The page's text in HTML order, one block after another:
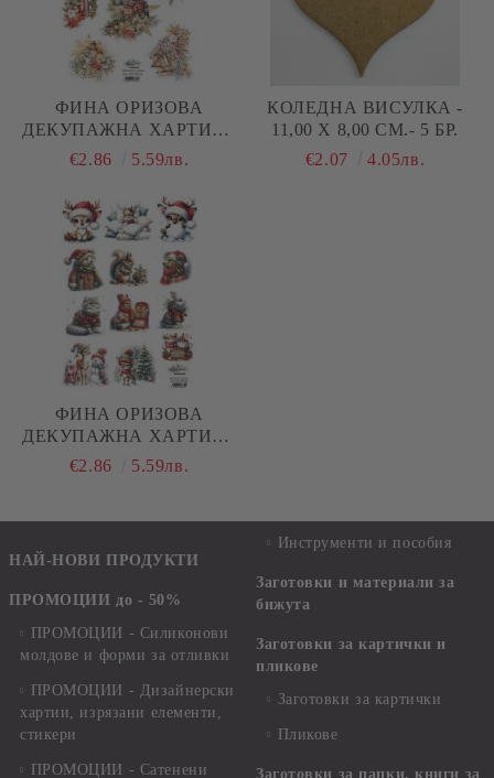
ФИНА ОРИЗОВА
ДЕКУПАЖНА ХАРТИЯ -
HO HO HO - 29.6 Х 21СМ.
€2.86 5.59лв.
КОЛЕДНА ВИСУЛКА -
11,00 Х 8,00 СМ.- 5 БР.
€2.07
4.05лв.
ФИНА ОРИЗОВА
ДЕКУПАЖНА ХАРТИЯ -
HO HO HO - 29.6 Х 21СМ.
€2.86 5.59лв.
НАЙ-НОВИ ПРОДУКТИ
ПРОМОЦИИ до - 50%
ПРОМОЦИИ - Силиконови
молдове и форми за отливки
ПРОМОЦИИ - Дизайнерски
хартии, изрязани елементи,
стикери
ПРОМОЦИИ - Сатенени
Инструменти и пособия
Заготовки и материали за
бижута
Заготовки за картички и
пликове
Заготовки за картички
Пликове
Заготовки за папки, книги за